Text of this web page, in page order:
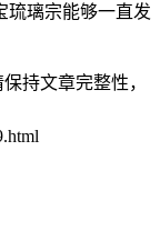
琉璃宗能够一直发
持文章完整性，